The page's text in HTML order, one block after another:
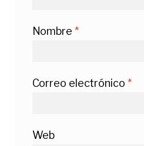
Nombre *
Correo electrónico *
Web